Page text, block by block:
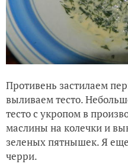
Противень застилаем
выливаем тесто.
тесто с укропом в
маслины на колечки и
зеленых пятнышек. Я
черри.